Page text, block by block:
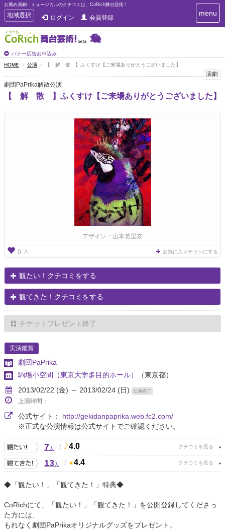
お薦め演劇・ミュージカルのクチコミは、CoRich舞台芸術！
T
o
g
g
e
n
a
v
g
地域選択 ログイン 会員登録
バナー広告お申込み
T
o
v
i
g
menu
HOME 公演 【 解 散 】ふくすけ【ご来場ありがとうございました】
演劇
劇団PaPrika解散公演
【 解 散 】ふくすけ【ご来場ありがとうございました】
デザイン：山本英里奈
0 人 お気に入りチラシにする
観たい！クチコミをする
観てきた！クチコミをする
チケットプレゼント終了
実演鑑賞
劇団PaPrika
駒場小空間（東京大学多目的ホール）
（東京都）
2013/02/22 (金) ～ 2013/02/24 (日)
公演終了
上演時間：
公式サイト： http://gekidanpaprika.web.fc2.com/
※正式な公演情報は公式サイトでご確認ください。
7人 / 4.0
13人 / 4.4
◆「観たい！」「観てきた！」特典◆
CoRichにて、「観たい！」「観てきた！」を公開登録してくださっ
た方には、
もれなく劇団PaPrikaオリジナルグッズをプレゼント。